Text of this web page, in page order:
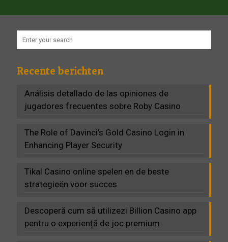
Recente berichten
Análisis detallado de las opiniones de
jugadores frecuentes sobre Roby Casino
The Role of Davinci’s Gold Casino Login in
Enhancing Player Security
Tikal Casino online spelen en de beste
strategieën voor succes
Descoperă cum să utilizezi Billion Casino app
pentru o experiență de joc premium